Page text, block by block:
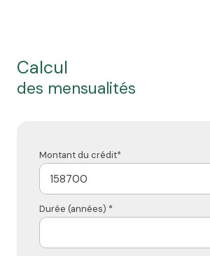
calcul
des mensualités
Montant du crédit*
Durée (années) *